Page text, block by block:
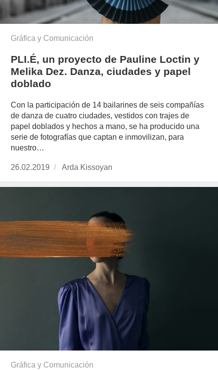
Gráfica y Comunicación
PLI.É, un proyecto de Pauline Loctin y
Melika Dez. Danza, ciudades y papel
doblado
Con la participación de 14 bailarines de seis compañías
de danza de cuatro ciudades, vestidos con trajes de
papel doblados y hechos a mano, se ha producido una
serie de fotografías que captan e inmovilizan, para
nuestro…
Publicado
26.02.2019
https://www.experimenta.es/author/arda-
Arda Kissoyan
Gráfica y Comunicación